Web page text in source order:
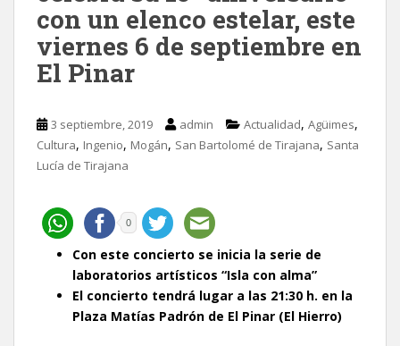
con un elenco estelar, este
viernes 6 de septiembre en
El Pinar
3 septiembre, 2019 admin Actualidad, Agüimes,
Cultura, Ingenio, Mogán, San Bartolomé de Tirajana, Santa
Lucía de Tirajana
0
Con este concierto se inicia la serie de
laboratorios artísticos “Isla con alma”
El concierto tendrá lugar a las 21:30 h. en la
Plaza Matías Padrón de El Pinar (El Hierro)